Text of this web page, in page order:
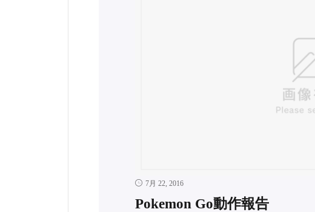
7月 22, 2016
Pokemon Go動作報告